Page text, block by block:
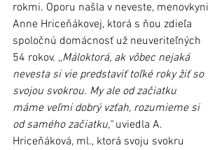
rokmi. Oporu našla v neveste, menovkyni
Anne Hriceňákovej, ktorá s ňou zdieľa
spoločnú domácnosť už neuveriteľných
54 rokov. ,,Máloktorá, ak vôbec nejaká
nevesta si vie predstaviť toľké roky žiť so
svojou svokrou. My ale od začiatku
máme veľmi dobrý vzťah, rozumieme si
od samého začiatku,“ uviedla A.
Hriceňáková, ml., ktorá svoju svokru